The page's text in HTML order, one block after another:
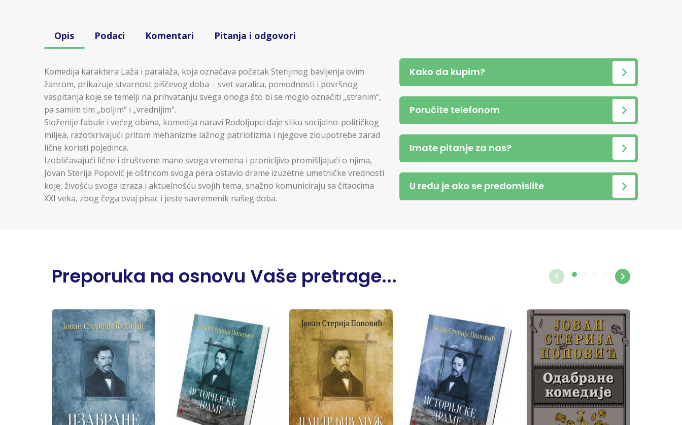
Opis Podaci Komentari Pitanja i odgovori
Komedija karaktera Laža i paralaža, koja označava početak Sterijinog bavljenja ovim
žanrom, prikazuje stvarnost piščevog doba – svet varalica, pomodnosti i površnog
vaspitanja koje se temelji na prihvatanju svega onoga što bi se moglo označiti „stranim“,
pa samim tim „boljim“ i „vrednijim“.
Složenije fabule i većeg obima, komedija naravi Rodoljupci daje sliku socijalno-političkog
miljea, razotkrivajući pritom mehanizme lažnog patriotizma i njegove zloupotrebe zarad
lične koristi pojedinca.
Izobličavajući lične i društvene mane svoga vremena i pronicljivo promišljajući o njima,
Jovan Sterija Popović je oštricom svoga pera ostavio drame izuzetne umetničke vrednosti
koje, živošću svoga izraza i aktuelnošću svojih tema, snažno komuniciraju sa čitaocima
XXI veka, zbog čega ovaj pisac i jeste savremenik našeg doba.
Kako da kupim?
Poručite telefonom
Imate pitanje za nas?
U redu je ako se predomislite
Preporuka na osnovu Vaše pretrage...